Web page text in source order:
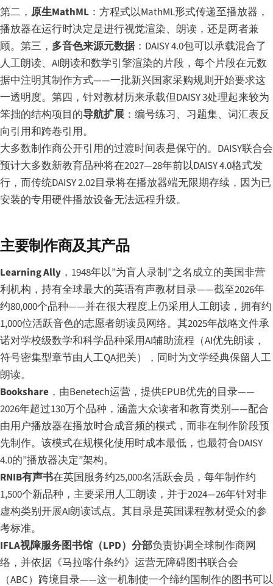
第二， 原生MathML ：方程式以MathML形式传递至播放器，
播放器在运行时决定是进行视觉渲染、朗读，还是两者兼
顾。第三， 多音色来源元数据：DAISY 4.0包可以承载混合了
人工朗读、AI朗读和数学引擎渲染的片段，每个片段在元数
据中注明其制作方式——一批新兴国家采购规则开始要求这
一透明度。第四，针对教材历来承载但DAISY 3处理起来较为
笨拙的结构项目的导航扩展 ：编号练习、习题集、词汇表反
向引用和跨卷引用。
大多数制作商公开引用的过渡时间表是保守的。DAISY联合会
预计大多数新教育品种将在2027—28年前以DAISY 4.0格式发
行，而传统DAISY 2.02目录将在播放器端无限期存续，因为已
安装的专用硬件播放设备无法远程升级。
主要制作商及其产品
Learning Ally ，1948年以”为盲人录制”之名成立的美国非营
利机构，持有全球最大的英语有声教材目录——截至2026年
约80,000个品种——并在很大程度上仍采用人工朗读，拥有约
1,000位活跃音色的志愿者朗读员网络。其2025年战略文件承
诺对学校级数学和科学品种采用AI辅助流程（AI优先朗读，
符号密集型章节由人工QA把关），同时为文学经典保留人工
朗读。
Bookshare ，由Benetech运营，提供EPUB优先的目录——
2026年超过130万个品种，涵盖大众读者和教育类别——配合
由用户播放器在播放时合成音频的模式，而非在制作阶段预
先制作。该模式在规模化使用时成本最低，也最符合DAISY
4.0的”播放器决定”架构。
RNIB有声书在英国服务约25,000名活跃会员，每年制作约
1,500个新品种，主要采用人工朗读，并于2024—26年针对非
虚构类别开展AI朗读试点。其目录是英国课程教材受众的参
考标准。
IFLA视障服务图书馆（LPD）分部负责协调全球制作商网
络，并依据《马拉喀什条约》运营无障碍图书联合会
（ABC）跨境目录——这一机制使一个缔约国制作的图书可以